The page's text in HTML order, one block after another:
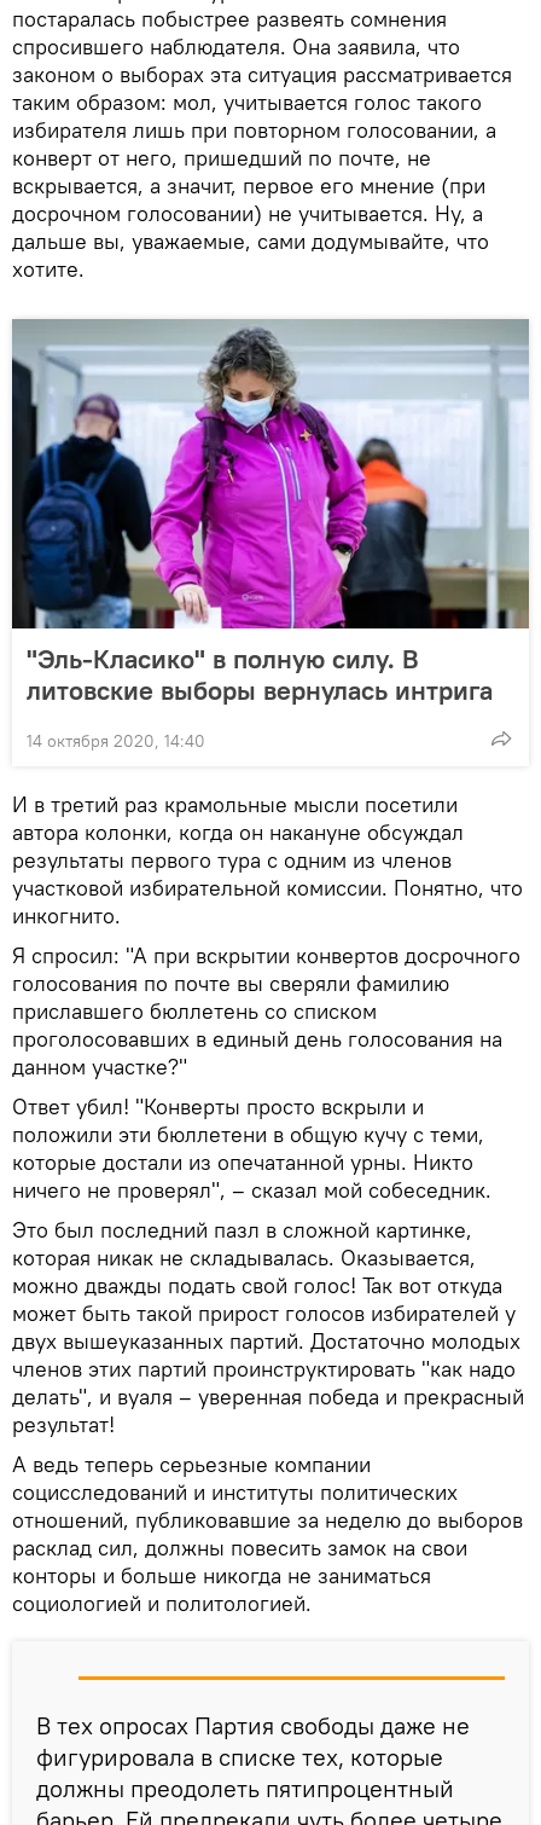
постаралась побыстрее развеять сомнения
спросившего наблюдателя. Она заявила, что
законом о выборах эта ситуация рассматривается
таким образом: мол, учитывается голос такого
избирателя лишь при повторном голосовании, а
конверт от него, пришедший по почте, не
вскрывается, а значит, первое его мнение (при
досрочном голосовании) не учитывается. Ну, а
дальше вы, уважаемые, сами додумывайте, что
хотите.
"Эль-Класико" в полную силу. В
литовские выборы вернулась интрига
14 октября 2020, 14:40
И в третий раз крамольные мысли посетили
автора колонки, когда он накануне обсуждал
результаты первого тура с одним из членов
участковой избирательной комиссии. Понятно, что
инкогнито.
Я спросил: "А при вскрытии конвертов досрочного
голосования по почте вы сверяли фамилию
приславшего бюллетень со списком
проголосовавших в единый день голосования на
данном участке?"
Ответ убил! "Конверты просто вскрыли и
положили эти бюллетени в общую кучу с теми,
которые достали из опечатанной урны. Никто
ничего не проверял", – сказал мой собеседник.
Это был последний пазл в сложной картинке,
которая никак не складывалась. Оказывается,
можно дважды подать свой голос! Так вот откуда
может быть такой прирост голосов избирателей у
двух вышеуказанных партий. Достаточно молодых
членов этих партий проинструктировать "как надо
делать", и вуаля – уверенная победа и прекрасный
результат!
А ведь теперь серьезные компании
социсследований и институты политических
отношений, публиковавшие за неделю до выборов
расклад сил, должны повесить замок на свои
конторы и больше никогда не заниматься
социологией и политологией.
В тех опросах Партия свободы даже не
фигурировала в списке тех, которые
должны преодолеть пятипроцентный